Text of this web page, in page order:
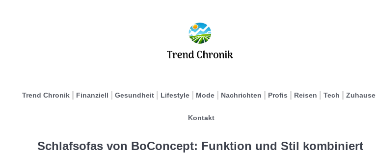
Trend Chronik Finanziell Gesundheit Lifestyle Mode Nachrichten Profis Reisen Tech Zuhause
Kontakt
Schlafsofas von BoConcept: Funktion und Stil kombiniert